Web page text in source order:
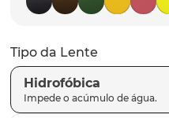
Tipo da Lente
Hidrofóbica
9º parafusos